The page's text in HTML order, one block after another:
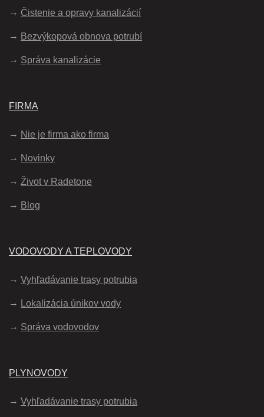
Čistenie a opravy kanalizácií
Bezvýkopová obnova potrubí
Správa kanalizácie
FIRMA
Nie je firma ako firma
Novinky
Život v Radetone
Blog
VODOVODY A TEPLOVODY
Vyhľadávanie trasy potrubia
Lokalizácia únikov vody
Správa vodovodov
PLYNOVODY
Vyhľadávanie trasy potrubia